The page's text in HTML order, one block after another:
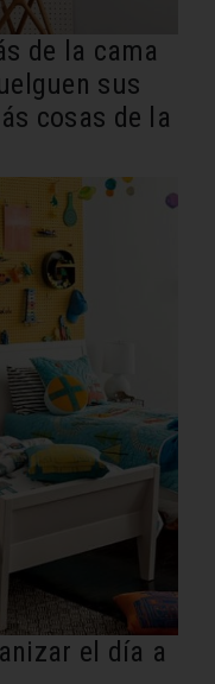
de la cama
sus
cosas de la
el día a